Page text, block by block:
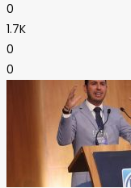
0
1.7K
0
0